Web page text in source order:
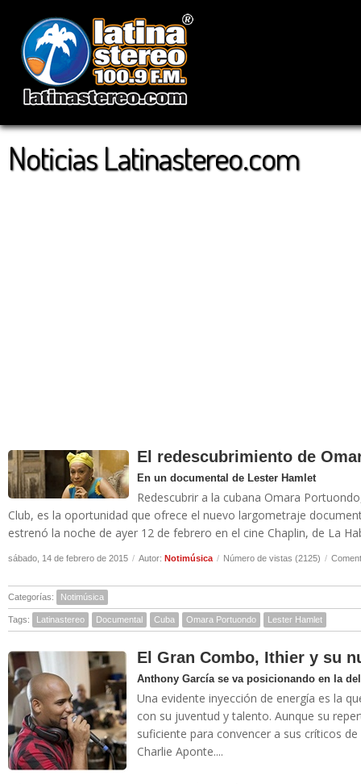
Noticias Latinastereo.com
El redescubrimiento de
En un documental de Lester Hamlet
Redescubrir a la cubana Omara
Club, es la oportunidad que ofrece el nuevo largometraje
estrenó la noche de ayer 12 de febrero en el cine Chaplin, de La
sábado, 14 de febrero de 2015 / Autor: Notimúsica / Número de vistas (2125) /
Categorías: Notimúsica
Tags: Latinastereo Documental Cuba Omara Portuondo Lester Hamlet
El Gran Combo, Ithier y su
Anthony García se va posicionando en la
Una evidente inyección de energía es la
con su juventud y talento. Aunque su
suficiente para convencer a sus críticos
Charlie Aponte....